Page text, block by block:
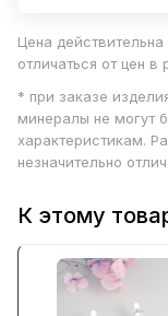
Цена
отличаться от цен в
* при заказе
минералы не могут
характеристикам.
незначительно
К этому